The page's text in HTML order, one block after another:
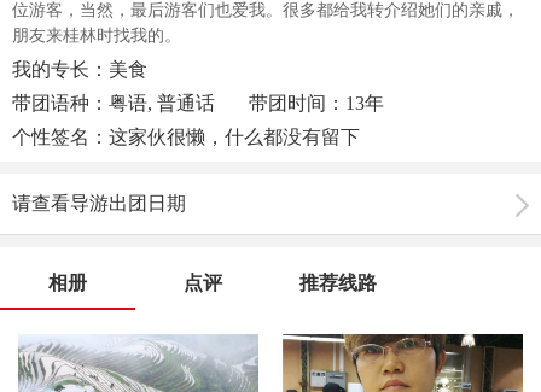
位游客，当然，最后游客们也爱我。很多都给我转介绍她们的亲戚，
朋友来桂林时找我的。
我的专长：美食
带团语种：粤语, 普通话
带团时间：13年
个性签名：这家伙很懒，什么都没有留下
请查看导游出团日期
相册 点评 推荐线路